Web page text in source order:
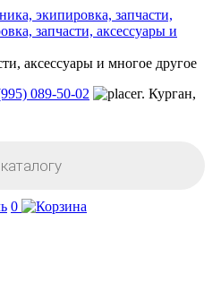
аксессуары и многое другое
089-50-02
г. Курган,
0